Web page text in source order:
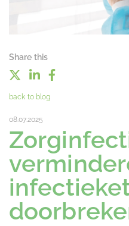
Share this
back to blog
08.07.2025